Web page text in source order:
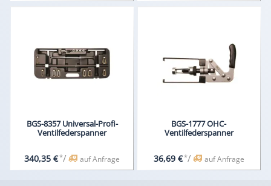
BGS-8357 Universal-Profi-
Ventilfederspanner
340,35 €*/ auf Anfrage
BGS-1777 OHC-
Ventilfederspanner
36,69 €*/ auf Anfrage